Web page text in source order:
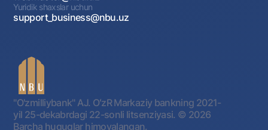
Yuridik shaxslar uchun
support_business@nbu.uz
"O'zmilliybank" AJ. OʻzR Markaziy bankning 2021-
yil 25-dekabrdagi 22-sonli litsenziyasi. © 2026
Barcha huquqlar himoyalangan.